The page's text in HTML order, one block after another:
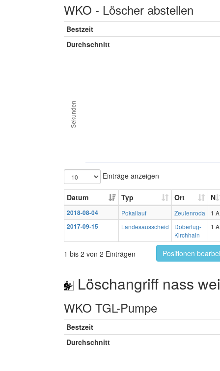
WKO - Löscher abstellen
Bestzeit
Durchschnitt
Sekunden
Einträge anzeigen
Datum Typ Ort N
2018-08-04 Pokallauf Zeulenroda
1 A
2017-09-15
Landesausscheid
Doberlug-
Kirchhain
1 A
1 bis 2 von 2 Einträgen Positionen
Löschangriff nass
WKO TGL-Pumpe
Bestzeit
Durchschnitt